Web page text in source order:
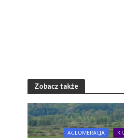
Zobacz także
AGLOMERACJA K